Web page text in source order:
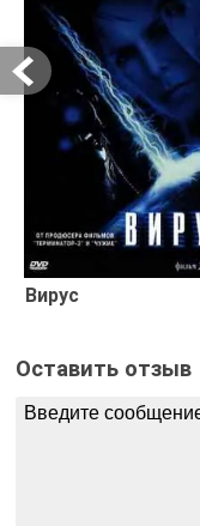
Вирус
Оставить отзыв